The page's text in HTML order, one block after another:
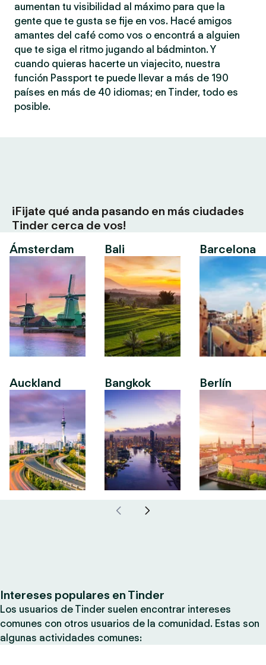
aumentan tu visibilidad al máximo para que la
gente que te gusta se fije en vos. Hacé amigos
amantes del café como vos o encontrá a alguien
que te siga el ritmo jugando al bádminton. Y
cuando quieras hacerte un viajecito, nuestra
función Passport te puede llevar a más de 190
países en más de 40 idiomas; en Tinder, todo es
posible.
¡Fijate qué anda pasando en más ciudades
Tinder cerca de vos!
Ámsterdam
Auckland
Bali
Bangkok
Barcelona
Berlín
Intereses populares en Tinder
Los usuarios de Tinder suelen encontrar intereses
comunes con otros usuarios de la comunidad. Estas son
algunas actividades comunes: